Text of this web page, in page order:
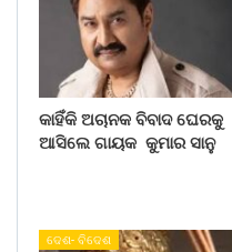
କାହିଁକି ଅଚାନକ ବିବାଦ ଘେରକୁ
ଆସିଲେ ଗାୟକ କୁମାର ସାନୁ
ଦେଶ- ବିଦେଶ